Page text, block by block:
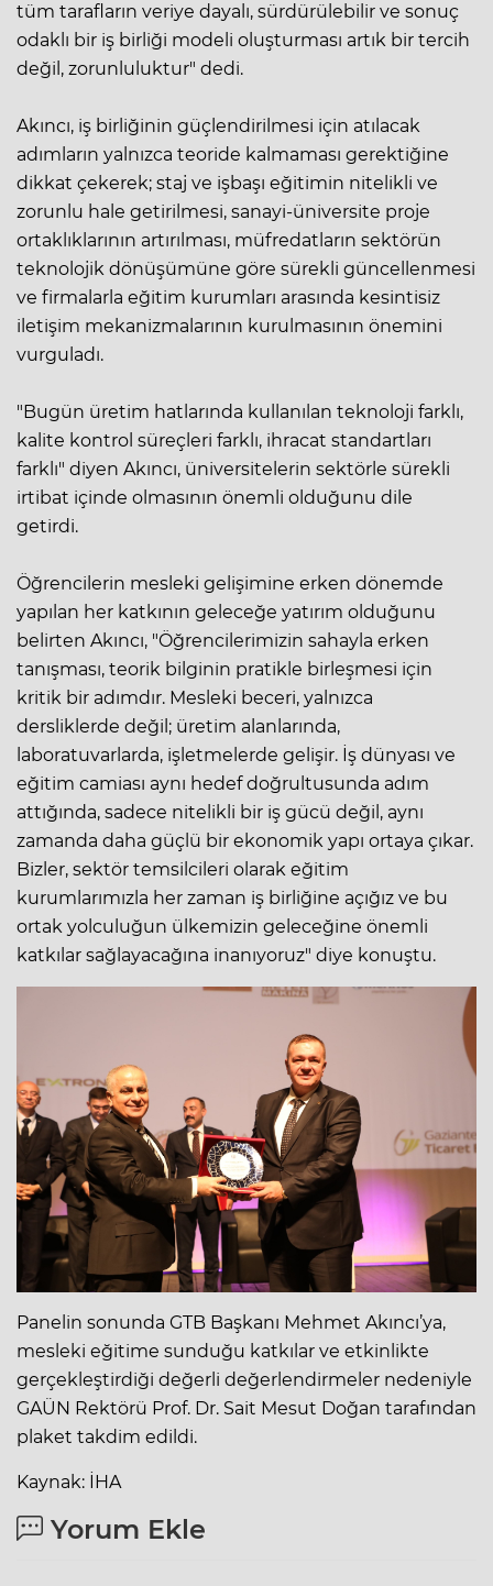
tüm tarafların veriye dayalı, sürdürülebilir ve sonuç
odaklı bir iş birliği modeli oluşturması artık bir tercih
değil, zorunluluktur" dedi.
Akıncı, iş birliğinin güçlendirilmesi için atılacak
adımların yalnızca teoride kalmaması gerektiğine
dikkat çekerek; staj ve işbaşı eğitimin nitelikli ve
zorunlu hale getirilmesi, sanayi-üniversite proje
ortaklıklarının artırılması, müfredatların sektörün
teknolojik dönüşümüne göre sürekli güncellenmesi
ve firmalarla eğitim kurumları arasında kesintisiz
iletişim mekanizmalarının kurulmasının önemini
vurguladı.
"Bugün üretim hatlarında kullanılan teknoloji farklı,
kalite kontrol süreçleri farklı, ihracat standartları
farklı" diyen Akıncı, üniversitelerin sektörle sürekli
irtibat içinde olmasının önemli olduğunu dile
getirdi.
Öğrencilerin mesleki gelişimine erken dönemde
yapılan her katkının geleceğe yatırım olduğunu
belirten Akıncı, "Öğrencilerimizin sahayla erken
tanışması, teorik bilginin pratikle birleşmesi için
kritik bir adımdır. Mesleki beceri, yalnızca
dersliklerde değil; üretim alanlarında,
laboratuvarlarda, işletmelerde gelişir. İş dünyası ve
eğitim camiası aynı hedef doğrultusunda adım
attığında, sadece nitelikli bir iş gücü değil, aynı
zamanda daha güçlü bir ekonomik yapı ortaya çıkar.
Bizler, sektör temsilcileri olarak eğitim
kurumlarımızla her zaman iş birliğine açığız ve bu
ortak yolculuğun ülkemizin geleceğine önemli
katkılar sağlayacağına inanıyoruz" diye konuştu.
Panelin sonunda GTB Başkanı Mehmet Akıncı’ya,
mesleki eğitime sunduğu katkılar ve etkinlikte
gerçekleştirdiği değerli değerlendirmeler nedeniyle
GAÜN Rektörü Prof. Dr. Sait Mesut Doğan tarafından
plaket takdim edildi.
Kaynak: İHA
Yorum Ekle